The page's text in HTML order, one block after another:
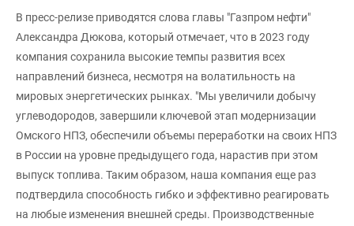
В пресс-релизе приводятся слова главы "Газпром нефти"
Александра Дюкова, который отмечает, что в 2023 году
компания сохранила высокие темпы развития всех
направлений бизнеса, несмотря на волатильность на
мировых энергетических рынках. "Мы увеличили добычу
углеводородов, завершили ключевой этап модернизации
Омского НПЗ, обеспечили объемы переработки на своих НПЗ
в России на уровне предыдущего года, нарастив при этом
выпуск топлива. Таким образом, наша компания еще раз
подтвердила способность гибко и эффективно реагировать
на любые изменения внешней среды. Производственные